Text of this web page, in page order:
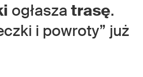
ogłasza trasę.
i powroty” już